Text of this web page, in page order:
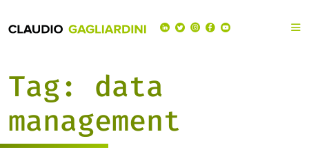
Tag: data
management